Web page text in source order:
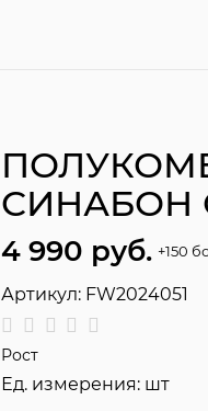
СИНАБОН
4 990 руб. +150
Артикул: FW2024051
Рост
Ед. измерения: шт